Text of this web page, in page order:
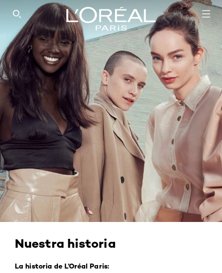
SEARCH THIS SITE
Nuestra historia
La historia de L’Oréal Paris: